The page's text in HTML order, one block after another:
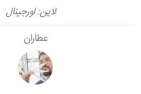
لاین: اورجینال
عطاران